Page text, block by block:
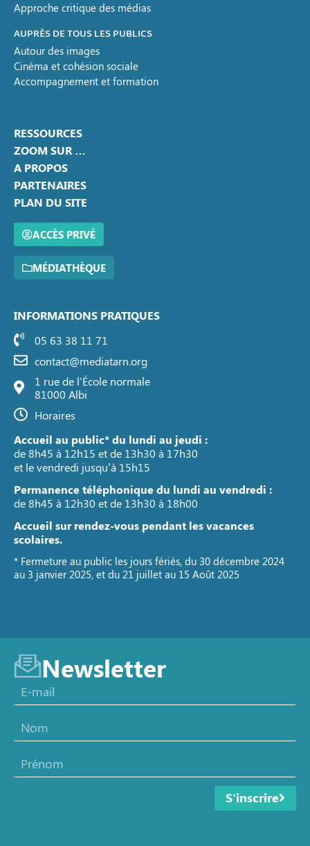
Approche critique des médias
AUPRÈS DE TOUS LES PUBLICS
Autour des images
Cinéma et cohésion sociale
Accompagnement et formation
RESSOURCES
ZOOM SUR …
A PROPOS
PARTENAIRES
PLAN DU SITE
ACCÈS PRIVÉ
MÉDIATHÈQUE
INFORMATIONS PRATIQUES
05 63 38 11 71
contact@mediatarn.org
1 rue de l'École normale
81000 Albi
Horaires
Accueil au public* du lundi au jeudi :
de 8h45 à 12h15 et de 13h30 à 17h30
et le vendredi jusqu’à 15h15
Permanence téléphonique du lundi au vendredi :
de 8h45 à 12h30 et de 13h30 à 18h00
Accueil sur rendez-vous pendant les vacances
scolaires.
* Fermeture au public les jours fériés, du 30 décembre 2024
au 3 janvier 2025, et du 21 juillet au 15 Août 2025
Newsletter
S'inscrire